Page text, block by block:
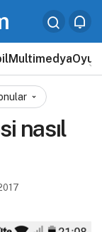
MultimedyaOyun
nasıl